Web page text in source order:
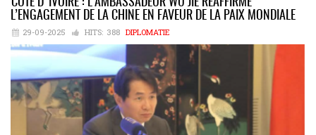
L’ENGAGEMENT DE LA CHINE EN FAVEUR DE LA PAIX MONDIALE
29-09-2025 HITS: 388 DIPLOMATIE